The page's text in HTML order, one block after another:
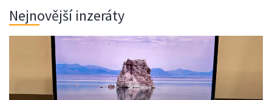
Nejnovější inzeráty